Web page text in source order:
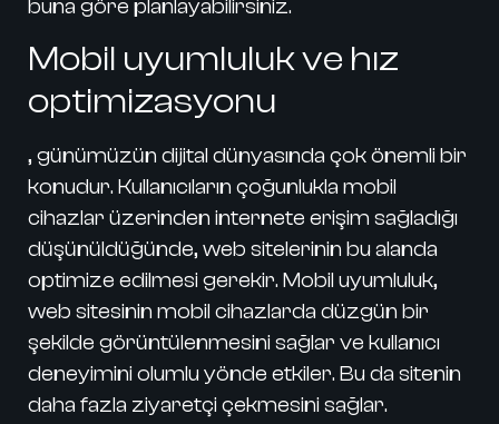
buna göre planlayabilirsiniz.
Mobil uyumluluk ve hız
optimizasyonu
, günümüzün dijital dünyasında çok önemli bir
konudur. Kullanıcıların çoğunlukla mobil
cihazlar üzerinden internete erişim sağladığı
düşünüldüğünde, web sitelerinin bu alanda
optimize edilmesi gerekir. Mobil uyumluluk,
web sitesinin mobil cihazlarda düzgün bir
şekilde görüntülenmesini sağlar ve kullanıcı
deneyimini olumlu yönde etkiler. Bu da sitenin
daha fazla ziyaretçi çekmesini sağlar.